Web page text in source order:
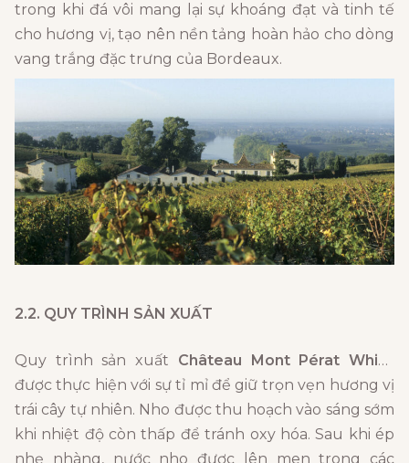
trong khi đá vôi mang lại sự khoáng đạt và tinh tế
cho hương vị, tạo nên nền tảng hoàn hảo cho dòng
vang trắng đặc trưng của Bordeaux.
2.2. QUY TRÌNH SẢN XUẤT
Quy trình sản xuất Château Mont Pérat White
được thực hiện với sự tỉ mỉ để giữ trọn vẹn hương vị
trái cây tự nhiên. Nho được thu hoạch vào sáng sớm
khi nhiệt độ còn thấp để tránh oxy hóa. Sau khi ép
nhẹ nhàng, nước nho được lên men trong các